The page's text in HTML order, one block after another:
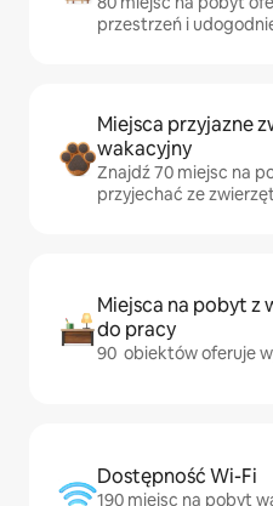
przestrzeń i
Miejsca przyjazne
wakacyjny
Znajdź 70 miejsc na
przyjechać ze
Miejsca na pobyt z
do pracy
90 obiektów oferuje
Dostępność Wi-Fi
190 miejsc na pobyt